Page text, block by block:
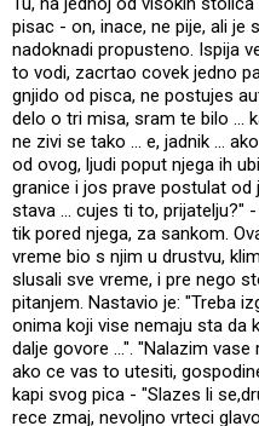
pisac - on, inace, ne pije, ali je
nadoknadi propusteno. Ispija
to vodi, zacrtao covek jedno
gnjido od pisca, ne postujes
delo o tri misa, sram te bilo ...
ne zivi se tako ... e, jadnik ...
od ovog, ljudi poput njega ih
granice i jos prave postulat od
stava ... cujes ti to, prijatelju?"
tik pored njega, za sankom.
vreme bio s njim u drustvu,
slusali sve vreme, i pre nego
pitanjem. Nastavio je: "Treba
onima koji vise nemaju sta da
dalje govore ...". "Nalazim
ako ce vas to utesiti,
kapi svog pica - "Slazes li
rece zmaj, nevoljno vrteci